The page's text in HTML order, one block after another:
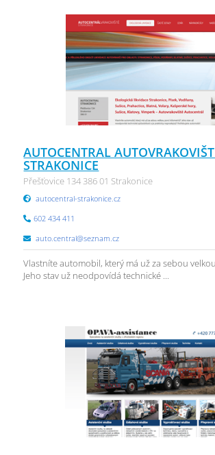
AUTOCENTRAL
STRAKONICE
Přešťovice 134 386 01 Strakonice
autocentral-strakonice.cz
602 434 411
auto.central@seznam.cz
Vlastníte automobil, který má už za sebou
Jeho stav už neodpovídá technické ...